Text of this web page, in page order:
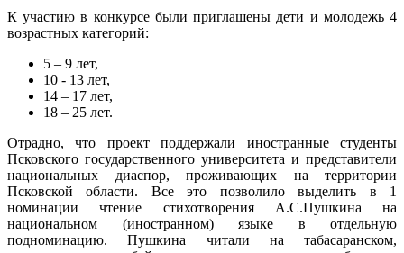
К участию в конкурсе были приглашены дети и молодежь 4
возрастных категорий:
5 – 9 лет,
10 - 13 лет,
14 – 17 лет,
18 – 25 лет.
Отрадно, что проект поддержали иностранные студенты
Псковского государственного университета и представители
национальных диаспор, проживающих на территории
Псковской области. Все это позволило выделить в 1
номинации чтение стихотворения А.С.Пушкина на
национальном (иностранном) языке в отдельную
подноминацию. Пушкина читали на табасаранском,